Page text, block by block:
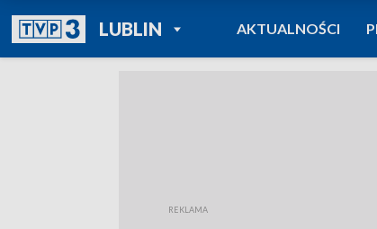
LUBLINPOWRÓT DO
TVP REGIONY
AKTUALNOŚCI